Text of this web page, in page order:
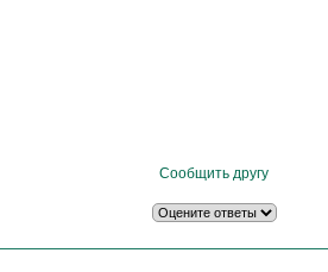
Сообщить другу